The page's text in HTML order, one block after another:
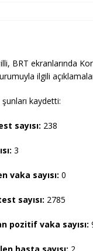
BRT ekranlarında
ilgili
şunları kaydetti:
sayısı: 238
3
vaka sayısı: 0
sayısı: 2785
pozitif vaka sayısı: